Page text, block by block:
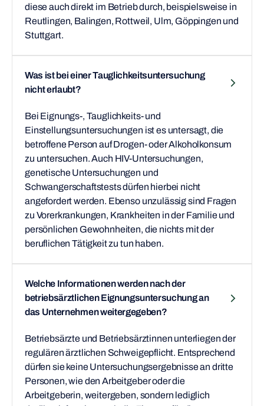
diese auch direkt im Betrieb durch, beispielsweise in
Reutlingen, Balingen, Rottweil, Ulm, Göppingen und
Stuttgart.
Was ist bei einer Tauglichkeitsuntersuchung
nicht erlaubt?
Bei Eignungs-, Tauglichkeits- und
Einstellungsuntersuchungen ist es untersagt, die
betroffene Person auf Drogen- oder Alkoholkonsum
zu untersuchen. Auch HIV-Untersuchungen,
genetische Untersuchungen und
Schwangerschaftstests dürfen hierbei nicht
angefordert werden. Ebenso unzulässig sind Fragen
zu Vorerkrankungen, Krankheiten in der Familie und
persönlichen Gewohnheiten, die nichts mit der
beruflichen Tätigkeit zu tun haben.
Welche Informationen werden nach der
betriebsärztlichen Eignungsuntersuchung an
das Unternehmen weitergegeben?
Betriebsärzte und Betriebsärztinnen unterliegen der
regulären ärztlichen Schweigepflicht. Entsprechend
dürfen sie keine Untersuchungsergebnisse an dritte
Personen, wie den Arbeitgeber oder die
Arbeitgeberin, weitergeben, sondern lediglich